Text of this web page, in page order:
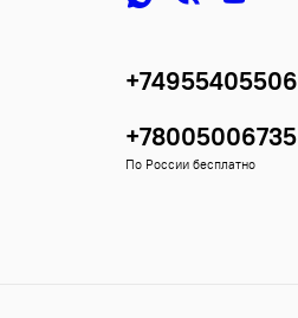
+74955405506
+78005006735
По России бесплатно